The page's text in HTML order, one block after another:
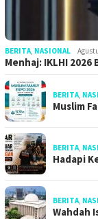
BERITA NASIONAL
Menhaj: IKLHI
BERITA
Muslim
BERITA
Hadapi
BERITA
Wahdah